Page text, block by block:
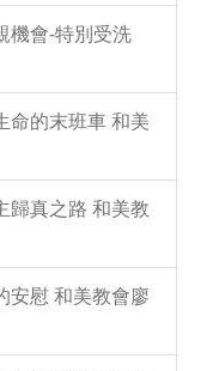
機會-特別受洗
命的末班車 和美
歸真之路 和美教
安慰 和美教會廖